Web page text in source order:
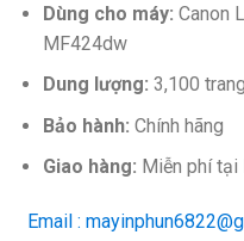
Dùng cho máy: Canon
MF424dw
Dung lượng: 3,100
Bảo hành: Chính hãng
Giao hàng: Miễn phí tại
Email :